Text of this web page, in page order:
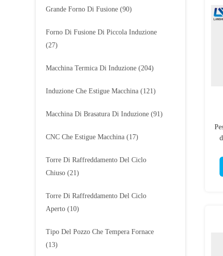
Grande Forno Di Fusione (90)
Forno Di Fusione Di Piccola Induzione
(27)
Macchina Termica Di Induzione (204)
Induzione Che Estigue Macchina (121)
Macchina Di Brasatura Di Induzione (91)
CNC Che Estigue Macchina (17)
Torre Di Raffreddamento Del Ciclo
Chiuso (21)
Torre Di Raffreddamento Del Ciclo
Aperto (10)
Tipo Del Pozzo Che Tempera Fornace
(13)